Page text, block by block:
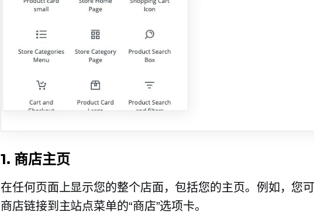
1. 商店主页
在任何页面上显示您的整个店面，包括您的主页。例如，您
商店链接到主站点菜单的“商店”选项卡。